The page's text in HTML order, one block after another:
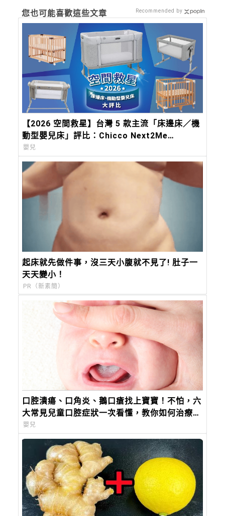
您也可能喜歡這些文章
【2026 空間救星】台灣 5 款主流「床邊床／機
動型嬰兒床」評比：Chicco Next2Me
Forever，都會育兒的終極解方
嬰兒
起床就先做件事，沒三天小腹就不見了! 肚子一
天天變小！
PR（新素簡）
口腔潰瘍、口角炎、鵝口瘡找上寶寶！不怕，六
大常見兒童口腔症狀一次看懂，教你如何治療及
照護！
嬰兒
Recommended by